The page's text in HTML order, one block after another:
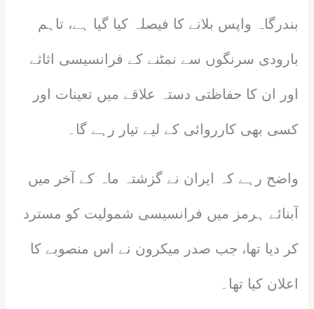
بندرگاہ واپس بلانے کا فیصلہ کیا گیا ہے، تاہم
بارودی سرنگوں سے نمٹنے کے فرانسیسی اثاثے
اور ان کا حفاظتی دستہ علاقے میں تعینات اور
کسی بھی کارروائی کے لیے تیار رہے گا۔
واضح رہے کہ ایران نے گزشتہ ماہ کے آخر میں
آبنائے ہرمز میں فرانسیسی شمولیت کو مسترد
کر دیا تھا، جب صدر میکرون نے اس منصوبے کا
اعلان کیا تھا۔